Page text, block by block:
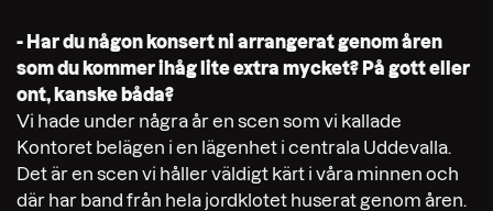
- Har du någon konsert ni arrangerat genom åren
som du kommer ihåg lite extra mycket? På gott eller
ont, kanske båda?
Vi hade under några år en scen som vi kallade
Kontoret belägen i en lägenhet i centrala Uddevalla.
Det är en scen vi håller väldigt kärt i våra minnen och
där har band från hela jordklotet huserat genom åren.